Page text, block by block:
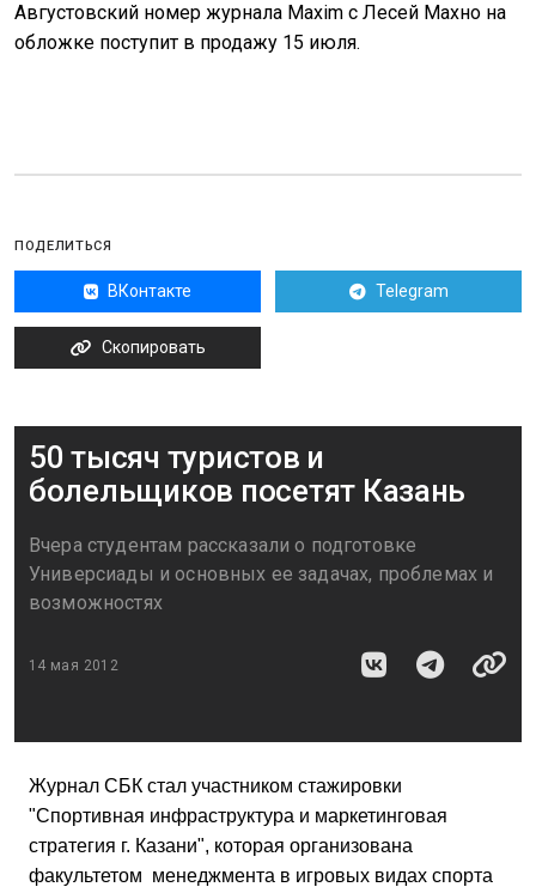
Августовский номер журнала Maxim с Лесей Махно на
обложке поступит в продажу 15 июля.
ПОДЕЛИТЬСЯ
ВКонтакте Telegram
Скопировать
50 тысяч туристов и
болельщиков посетят Казань
Вчера студентам рассказали о подготовке
Универсиады и основных ее задачах, проблемах и
возможностях
14 мая 2012
Журнал СБК стал участником стажировки
"Спортивная инфраструктура и маркетинговая
стратегия г. Казани", которая организована
факультетом менеджмента в игровых видах спорта